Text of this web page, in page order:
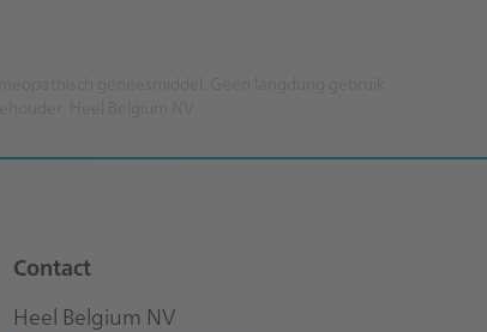
Contact
Heel Belgium NV